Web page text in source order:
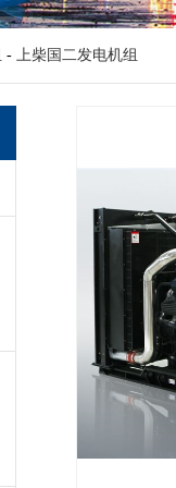
- 上柴国二发电机组